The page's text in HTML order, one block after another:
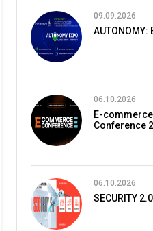
09.09.2026
AUTONOMY:
06.10.2026
E-commerce
Conference
06.10.2026
SECURITY 2.0